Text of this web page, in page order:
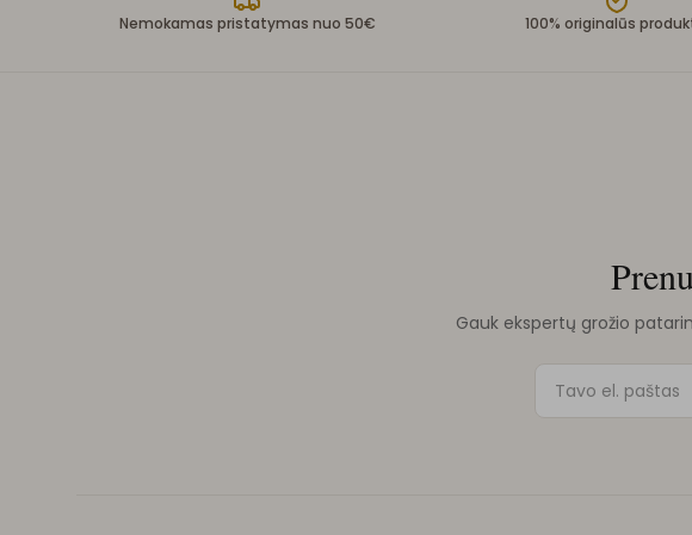
Nemokamas pristatymas nuo 50€ 100% originalūs
Gauk ekspertų grožio